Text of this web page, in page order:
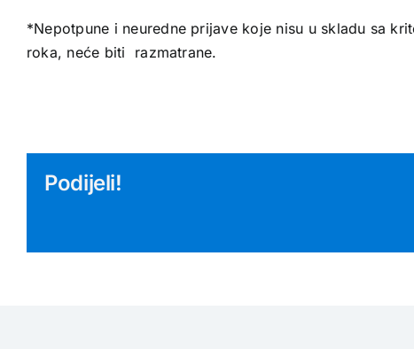
*Nepotpune i neuredne prijave koje nisu u skladu sa
roka, neće biti razmatrane.
Podijeli!